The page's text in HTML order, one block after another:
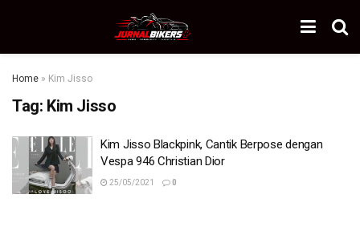
Home » Kim Jisso
Tag: Kim Jisso
Kim Jisso Blackpink, Cantik Berpose dengan
Vespa 946 Christian Dior
25/05/2021 0